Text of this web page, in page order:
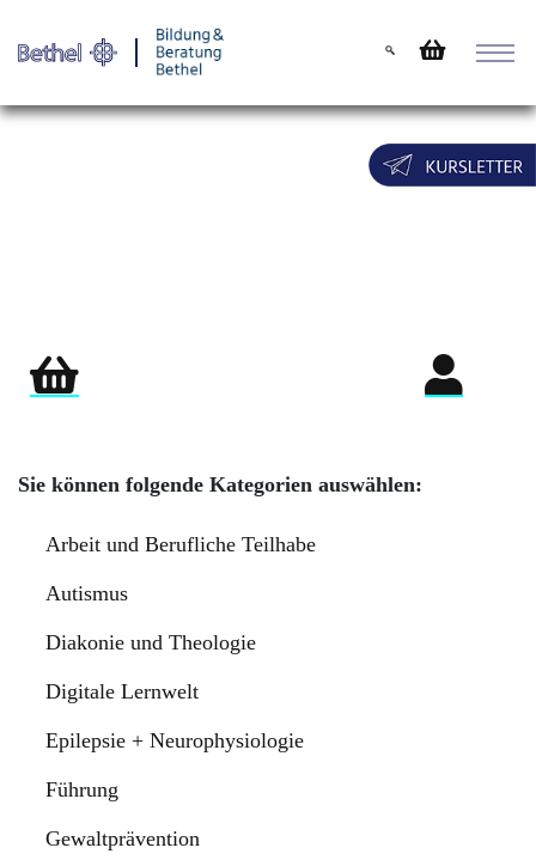
Sie können folgende Kategorien auswählen:
Arbeit und Berufliche Teilhabe
Autismus
Diakonie und Theologie
Digitale Lernwelt
Epilepsie + Neurophysiologie
Führung
Gewaltprävention